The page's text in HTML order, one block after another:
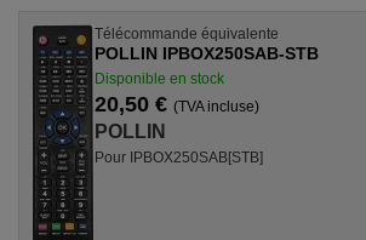
Télécommande équivalente
POLLIN IPBOX250SAB-STB
Disponible en stock
20,50 € (TVA incluse)
POLLIN
Pour IPBOX250SAB[STB]